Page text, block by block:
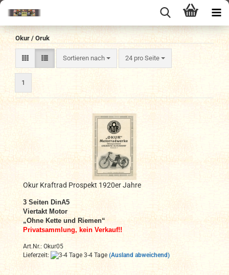
Okur / Oruk
Sortieren nach
Sortieren nach 24 pro Seite
pro Seite
1
Okur Kraftrad Prospekt 1920er Jahre
3 Seiten DinA5
Viertakt Motor
„Ohne Kette und Riemen“
Privatsammlung, kein Verkauf!!
Art.Nr.: Okur05
Lieferzeit:
3-4 Tage (Ausland abweichend)